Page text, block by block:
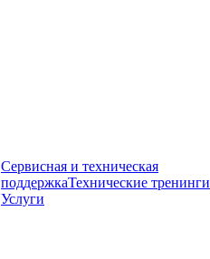
Сервисная и техническая
поддержкаТехнические тренинги
Услуги